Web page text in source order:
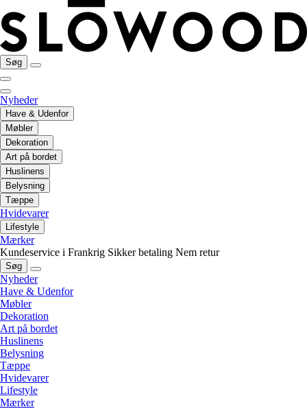
Søg
Nyheder
Have & Udenfor
Møbler
Dekoration
Art på bordet
Huslinens
Belysning
Tæppe
Hvidevarer
Lifestyle
Mærker
Kundeservice i Frankrig Sikker betaling Nem retur
Søg
Nyheder
Have & Udenfor
Møbler
Dekoration
Art på bordet
Huslinens
Belysning
Tæppe
Hvidevarer
Lifestyle
Mærker